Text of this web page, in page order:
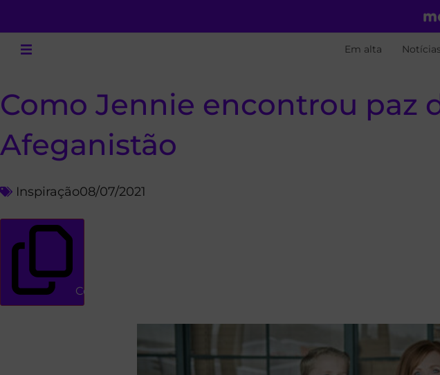
Em alta Notícias
Como Jennie encontrou paz
Afeganistão
Inspiração08/07/2021
Copiar link